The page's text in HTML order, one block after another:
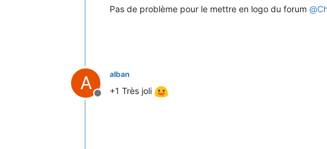
Pas de problème pour le mettre en logo du forum @
A
Offline
alban
+1 Très joli